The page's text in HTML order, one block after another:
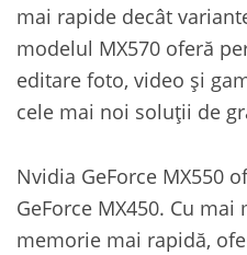
mai rapide decât
modelul MX570 oferă
editare foto, video și
cele mai noi soluții de
Nvidia GeForce MX550
GeForce MX450. Cu
memorie mai rapidă,